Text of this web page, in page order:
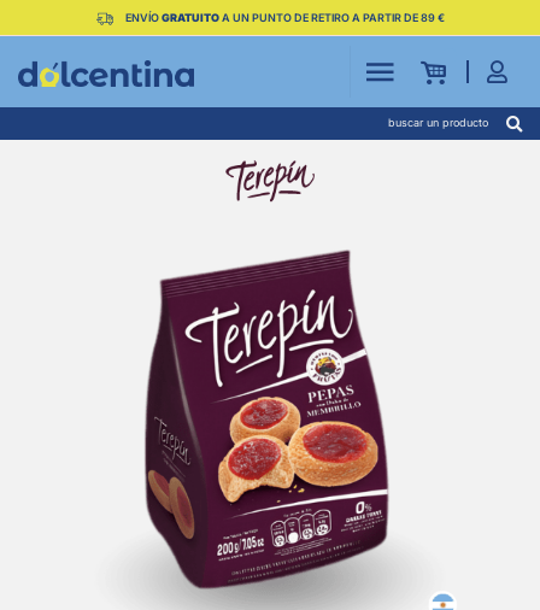
ENVÍOGRATUITOA UN PUNTO DE RETIRO A PARTIR DE 89 €
buscar un producto